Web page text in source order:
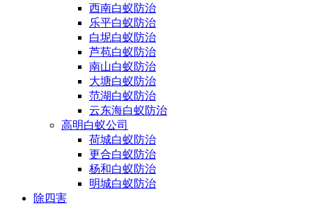
西南白蚁防治
乐平白蚁防治
白坭白蚁防治
芦苞白蚁防治
南山白蚁防治
大塘白蚁防治
范湖白蚁防治
云东海白蚁防治
高明白蚁公司
荷城白蚁防治
更合白蚁防治
杨和白蚁防治
明城白蚁防治
除四害